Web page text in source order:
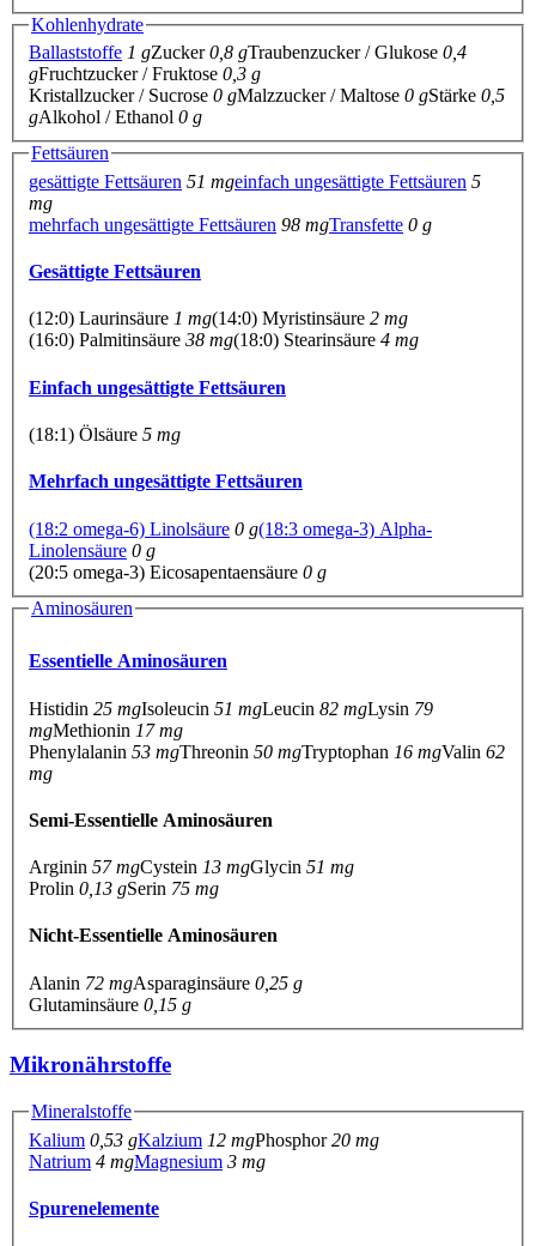
Kohlenhydrate
Ballaststoffe 1 gZucker0,8 gTraubenzucker / Glukose 0,4
gFruchtzucker / Fruktose 0,3 g
Kristallzucker / Sucrose 0 gMalzzucker / Maltose 0 gStärke 0,5
gAlkohol / Ethanol 0 g
Fettsäuren
gesättigte Fettsäuren 51 mgeinfach ungesättigte Fettsäuren 5
mg
mehrfach ungesättigte Fettsäuren 98 mgTransfette 0 g
Gesättigte Fettsäuren
(12:0) Laurinsäure 1 mg(14:0) Myristinsäure 2 mg
(16:0) Palmitinsäure 38 mg(18:0) Stearinsäure 4 mg
Einfach ungesättigte Fettsäuren
(18:1) Ölsäure 5 mg
Mehrfach ungesättigte Fettsäuren
(18:2 omega-6) Linolsäure 0 g(18:3 omega-3) Alpha-
Linolensäure 0 g
(20:5 omega-3) Eicosapentaensäure 0 g
Aminosäuren
Essentielle Aminosäuren
Histidin 25 mgIsoleucin 51 mgLeucin 82 mgLysin 79
mgMethionin 17 mg
Phenylalanin 53 mgThreonin 50 mgTryptophan 16 mgValin 62
mg
Semi-Essentielle Aminosäuren
Arginin 57 mgCystein 13 mgGlycin 51 mg
Prolin 0,13 gSerin 75 mg
Nicht-Essentielle Aminosäuren
Alanin 72 mgAsparaginsäure 0,25 g
Glutaminsäure 0,15 g
Mikronährstoffe
Mineralstoffe
Kalium 0,53 gKalzium 12 mgPhosphor20 mg
Natrium 4 mgMagnesium 3 mg
Spurenelemente